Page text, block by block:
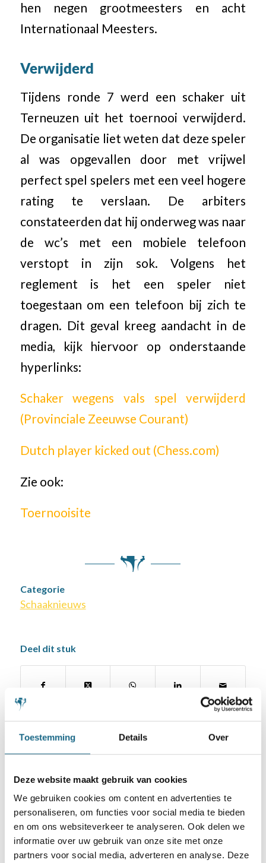
Toestemming Details Over
Deze website maakt gebruik van cookies
We gebruiken cookies om content en advertenties te
personaliseren, om functies voor social media te bieden
en om ons websiteverkeer te analyseren. Ook delen we
informatie over uw gebruik van onze site met onze
partners voor social media, adverteren en analyse. Deze
hen negen grootmeesters en acht
Internationaal Meesters.
Verwijderd
Tijdens ronde 7 werd een schaker uit
Terneuzen uit het toernooi verwijderd.
De organisatie liet weten dat deze speler
al was opgevallen door met vrijwel
perfect spel spelers met een veel hogere
rating te verslaan. De arbiters
constateerden dat hij onderweg was naar
de wc’s met een mobiele telefoon
verstopt in zijn sok. Volgens het
reglement is het een speler niet
toegestaan om een telefoon bij zich te
dragen. Dit geval kreeg aandacht in de
media, kijk hiervoor op onderstaande
hyperlinks:
Schaker wegens vals spel verwijderd
(Provinciale Zeeuwse Courant)
Dutch player kicked out (Chess.com)
Zie ook:
Toernooisite
Categorie
Schaaknieuws
Deel dit stuk
Schaken.nl wordt mede mogelijk gemaakt
door: